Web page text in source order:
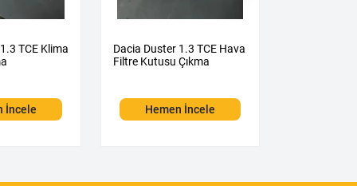
TCE Klima
İncele
Dacia Duster 1.3 TCE Hava
Filtre Kutusu Çıkma
Hemen İncele